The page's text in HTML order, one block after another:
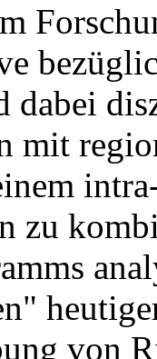
dabei
mit
zu
von